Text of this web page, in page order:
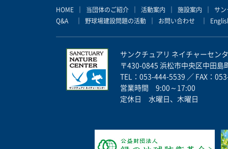
HOME ｜ 当団体のご紹介 ｜ 活動案内 ｜ 施設案内 ｜ サ
Q&A ｜ 野球場建設問題の活動 ｜ お問い合わせ ｜
サンクチュアリ ネイチャーセン
〒430-0845 浜松市中央区中田島
TEL：053-444-5539 ／ FAX：
営業時間 9:00～17:00
定休日 水曜日、木曜日